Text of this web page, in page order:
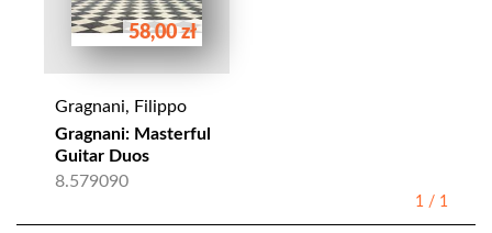
58,00 zł
Gragnani, Filippo
Gragnani: Masterful
Guitar Duos
8.579090
1 / 1